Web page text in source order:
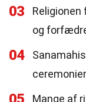
03
og
04
Mange af